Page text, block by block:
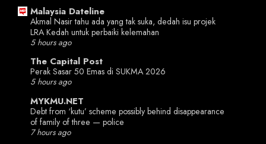
Malaysia Dateline
Akmal Nasir tahu ada yang tak suka, dedah isu projek
LRA Kedah untuk perbaiki kelemahan
5 hours ago
The Capital Post
Perak Sasar 50 Emas di SUKMA 2026
5 hours ago
MYKMU.NET
Debt from ‘kutu’ scheme possibly behind disappearance
of family of three — police
7 hours ago